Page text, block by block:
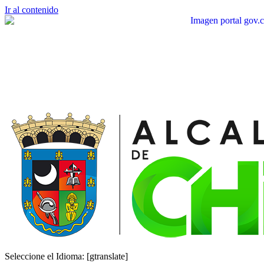
Ir al contenido
Seleccione el Idioma: [gtranslate]